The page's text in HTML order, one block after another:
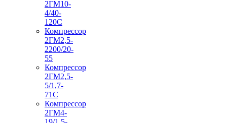
2ГМ10-
4/40-
120С
Компрессор
2ГМ2,5-
2200/20-
55
Компрессор
2ГМ2,5-
5/1,7-
71С
Компрессор
2ГМ4-